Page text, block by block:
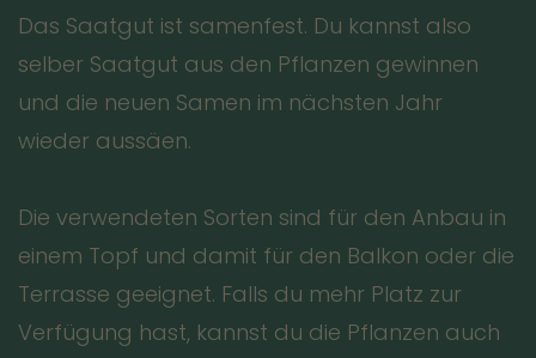
Das Saatgut ist samenfest. Du kannst also
selber Saatgut aus den Pflanzen gewinnen
und die neuen Samen im nächsten Jahr
wieder aussäen.
Die verwendeten Sorten sind für den Anbau in
einem Topf und damit für den Balkon oder die
Terrasse geeignet. Falls du mehr Platz zur
Verfügung hast, kannst du die Pflanzen auch